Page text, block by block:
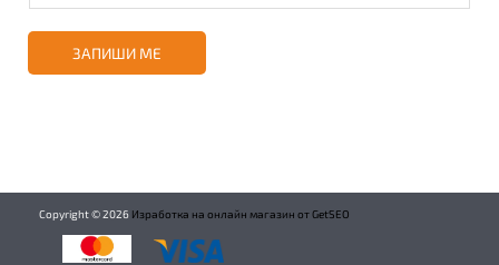
ЗАПИШИ МЕ
Copyright ©2026 Изработка на онлайн магазин от GetSEO